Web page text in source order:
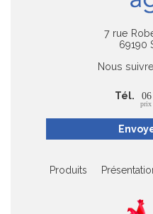
7 rue
69190
Nous
Tél.
prix
Produits